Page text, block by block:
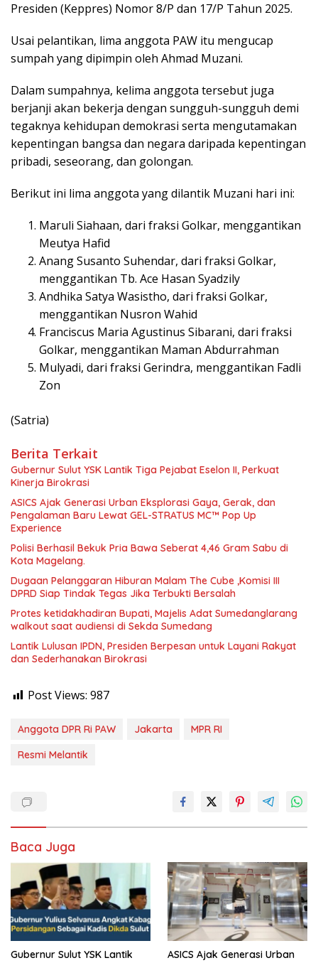
Presiden (Keppres) Nomor 8/P dan 17/P Tahun 2025.
Usai pelantikan, lima anggota PAW itu mengucap
sumpah yang dipimpin oleh Ahmad Muzani.
Dalam sumpahnya, kelima anggota tersebut juga
berjanji akan bekerja dengan sungguh-sungguh demi
tegaknya kehidupan demokrasi serta mengutamakan
kepentingan bangsa dan negara daripada kepentingan
pribadi, seseorang, dan golongan.
Berikut ini lima anggota yang dilantik Muzani hari ini:
Maruli Siahaan, dari fraksi Golkar, menggantikan
Meutya Hafid
Anang Susanto Suhendar, dari fraksi Golkar,
menggantikan Tb. Ace Hasan Syadzily
Andhika Satya Wasistho, dari fraksi Golkar,
menggantikan Nusron Wahid
Franciscus Maria Agustinus Sibarani, dari fraksi
Golkar, menggantikan Maman Abdurrahman
Mulyadi, dari fraksi Gerindra, menggantikan Fadli
Zon
(Satria)
Berita Terkait
Gubernur Sulut YSK Lantik Tiga Pejabat Eselon II, Perkuat
Kinerja Birokrasi
ASICS Ajak Generasi Urban Eksplorasi Gaya, Gerak, dan
Pengalaman Baru Lewat GEL-STRATUS MC™ Pop Up
Experience
Polisi Berhasil Bekuk Pria Bawa Seberat 4,46 Gram Sabu di
Kota Magelang.
Dugaan Pelanggaran Hiburan Malam The Cube ,Komisi III
DPRD Siap Tindak Tegas Jika Terbukti Bersalah
Protes ketidakhadiran Bupati, Majelis Adat Sumedanglarang
walkout saat audiensi di Sekda Sumedang
Lantik Lulusan IPDN, Presiden Berpesan untuk Layani Rakyat
dan Sederhanakan Birokrasi
Post Views: 987
Anggota DPR Ri PAW Jakarta
MPR RI
Resmi Melantik
Baca Juga
Gubernur Sulut YSK Lantik
ASICS Ajak Generasi Urban